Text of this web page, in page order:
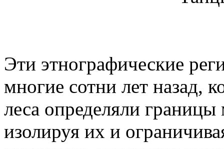
Эти этнографические
многие сотни лет назад,
леса определяли
изолируя их и